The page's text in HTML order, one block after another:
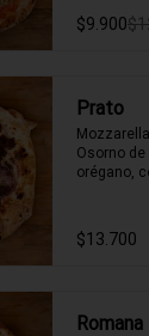
$9.900
Prato
Osorno de
orégano,
$13.700
Romana